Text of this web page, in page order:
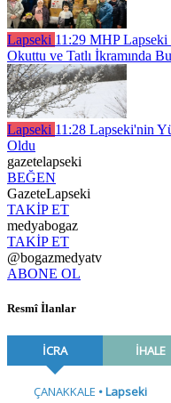
Lapseki 11:29 MHP Lapseki
Okuttu ve Tatlı İkramında
Lapseki 11:28 Lapseki'nin
Oldu
gazetelapseki
BEĞEN
GazeteLapseki
TAKİP ET
medyabogaz
TAKİP ET
@bogazmedyatv
ABONE OL
Resmî İlanlar